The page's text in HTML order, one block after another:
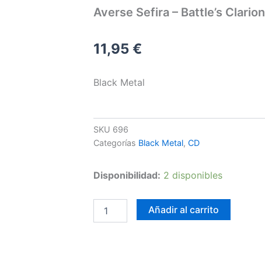
Averse Sefira – Battle’s Clarion
11,95 €
Black Metal
SKU 696
Categorías Black Metal, CD
Disponibilidad: 2 disponibles
Averse
Sefira
Battle's
Añadir al carrito